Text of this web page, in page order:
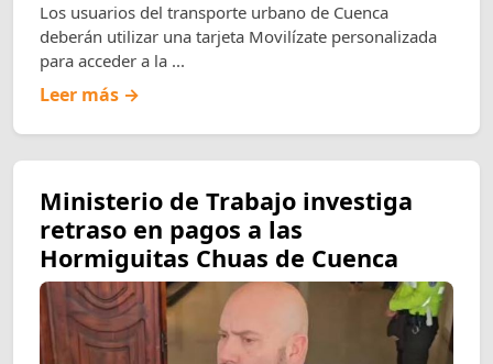
Los usuarios del transporte urbano de Cuenca
deberán utilizar una tarjeta Movilízate personalizada
para acceder a la ...
Leer más →
Ministerio de Trabajo investiga
retraso en pagos a las
Hormiguitas Chuas de Cuenca